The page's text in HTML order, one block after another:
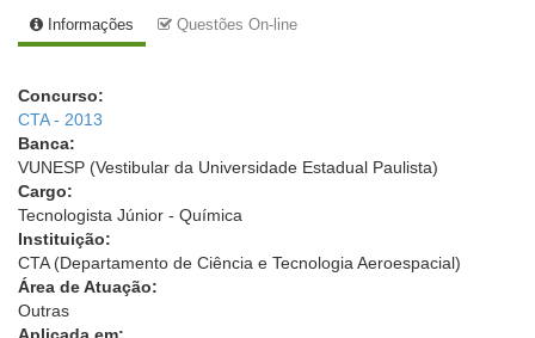
Informações Questões On-line
Concurso:
CTA - 2013
Banca:
VUNESP (Vestibular da Universidade Estadual Paulista)
Cargo:
Tecnologista Júnior - Química
Instituição:
CTA (Departamento de Ciência e Tecnologia Aeroespacial)
Área de Atuação:
Outras